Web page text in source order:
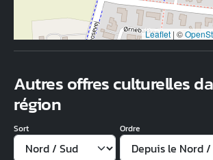
Leaflet | ©
Autres offres culturelles
région
Sort Ordre